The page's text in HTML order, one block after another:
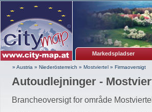
Markedspladser
» Austria » Niederösterreich » Mostviertel » Firmaoversigt
Autoudlejninger -
Brancheoversigt for område Mostviertel